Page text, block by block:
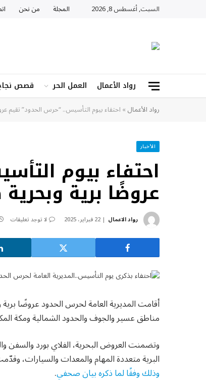
السبت, أغسطس 8, 2026 المجلة من نحن
رواد الأعمال العمل الحر قصص
رواد الأعمال»احتفاء بيوم التأسيس.. “حرس الحدود” تقيم
الأخبار
احتفاء بيوم
عروضًا برية
رواد الاعمال 22 فبراير، 2025 لا توجد تعليقات
أقامت المديرية العامة لحرس الحدود عروضًا
مناطق عسير والجوف والحدود الشمالية ومكة
وتضمنت العروض البحرية، الفلاي بورد والسفن
البرية متعددة المهام والمعدات والسيارات،
وذلك وفقًا لما ذكره بيان صحفي.